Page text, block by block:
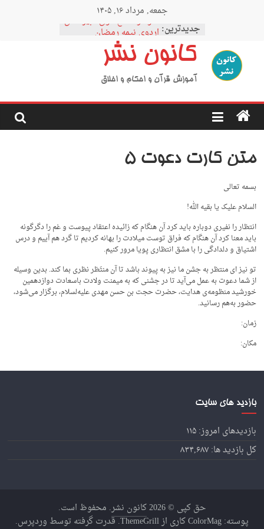
جمعه, مرداد ۱۶, ۱۴۰۵
جدیدترین:
نمودار مقطع فوق دبیرستان
اردوی نیمه رمضان
اردوی نیمه شعبان
اردوی غدیر
اردوی محرم
کانون نشر
آموزش قرآن و احکام و اخلاق
متن کارت دعوت ۵
بسمه ‌تعالی
السلام علیک یا بقیه الله!
انتظار را نفیری دوباره باید کرد آن هنگام که زائیده اعتقاد پیوست و غم را دگرگونه
باید معنا کرد آن هنگام که فراق توست میلادت را بهانه کردیم تا گرد هم آییم و درس
اشتیاق و دلدادگی را با مشق انتظاری پویا مرور کنیم.
تو نیز ای منتظر به جشن ما نیز به پیوند باشد تا آن منتَظر نظری بما کند. بدین وسیله
از شما دعوت به عمل می‌آید تا در جشنی که به میمنت ولادت باسعادت دوازدهمین
خورشید منظومه‌ی هدایت، حضرت حجت بن حسن مهدی علیه‌لسلام، برگزار می‌شود،
حضور به‌هم رسانید.
زمان:
مکان:
بازدید های سایت
بازدیدهای امروز:۱۱۵
کل بازدید ها:۸۳۴,۶۸۷
حق کپی © 2026 کانون نشر. محفوظ است.
پوسته:ColorMagکاری از ThemeGrill. قدرت گرفته توسط وردپرس.